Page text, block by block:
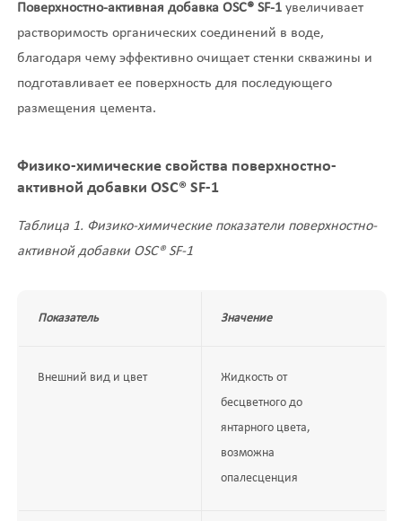
Поверхностно-активная добавка OSC® SF-1 увеличивает
растворимость органических соединений в воде,
благодаря чему эффективно очищает стенки скважины и
подготавливает ее поверхность для последующего
размещения цемента.
Физико-химические свойства поверхностно-
активной добавки OSC® SF-1
Таблица 1. Физико-химические показатели поверхностно-
активной добавки OSC® SF-1
Показатель Значение
Внешний вид и цвет
Жидкость от
бесцветного до
янтарного цвета,
возможна
опалесценция